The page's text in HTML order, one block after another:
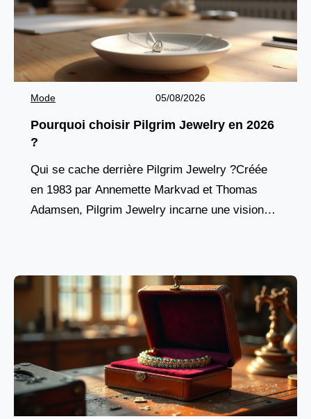
Mode 05/08/2026
Pourquoi choisir Pilgrim Jewelry en 2026
?
Qui se cache derrière Pilgrim Jewelry ?Créée
en 1983 par Annemette Markvad et Thomas
Adamsen, Pilgrim Jewelry incarne une vision